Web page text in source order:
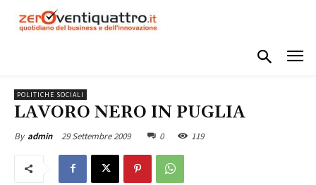
POLITICHE SOCIALI
LAVORO NERO IN PUGLIA
By admin 29 Settembre 2009 0 119